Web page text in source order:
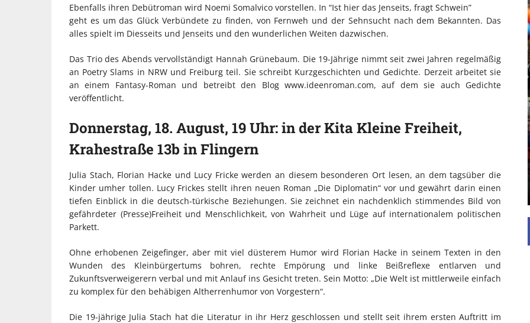
Ebenfalls ihren Debütroman wird Noemi Somalvico vorstellen. In “Ist hier das Jenseits, fragt Schwein”
geht es um das Glück Verbündete zu finden, von Fernweh und der Sehnsucht nach dem Bekannten. Das
alles spielt im Diesseits und Jenseits und den wunderlichen Weiten dazwischen.
Das Trio des Abends vervollständigt Hannah Grünebaum. Die 19-Jährige nimmt seit zwei Jahren regelmäßig
an Poetry Slams in NRW und Freiburg teil. Sie schreibt Kurzgeschichten und Gedichte. Derzeit arbeitet sie
an einem Fantasy-Roman und betreibt den Blog www.ideenroman.com, auf dem sie auch Gedichte
veröffentlicht.
Donnerstag, 18. August, 19 Uhr: in der Kita Kleine Freiheit,
Krahestraße 13b in Flingern
Julia Stach, Florian Hacke und Lucy Fricke werden an diesem besonderen Ort lesen, an dem tagsüber die
Kinder umher tollen. Lucy Frickes stellt ihren neuen Roman „Die Diplomatin“ vor und gewährt darin einen
tiefen Einblick in die deutsch-türkische Beziehungen. Sie zeichnet ein nachdenklich stimmendes Bild von
gefährdeter (Presse)Freiheit und Menschlichkeit, von Wahrheit und Lüge auf internationalem politischen
Parkett.
Ohne erhobenen Zeigefinger, aber mit viel düsterem Humor wird Florian Hacke in seinem Texten in den
Wunden des Kleinbürgertums bohren, rechte Empörung und linke Beißreflexe entlarven und
Zukunftsverweigerern verbal und mit Anlauf ins Gesicht treten. Sein Motto: „Die Welt ist mittlerweile einfach
zu komplex für den behäbigen Altherrenhumor von Vorgestern“.
Die 19-jährige Julia Stach hat die Literatur in ihr Herz geschlossen und stellt seit ihrem ersten Auftritt im
INDUSTRIELLER CHIC: WIE
KUNSTSTOFFFENSTER DEN
UNTERSTÜTZEN
mit rustikalen Elementen und großen
Fensterflächen. Wie so vieles wurde ...